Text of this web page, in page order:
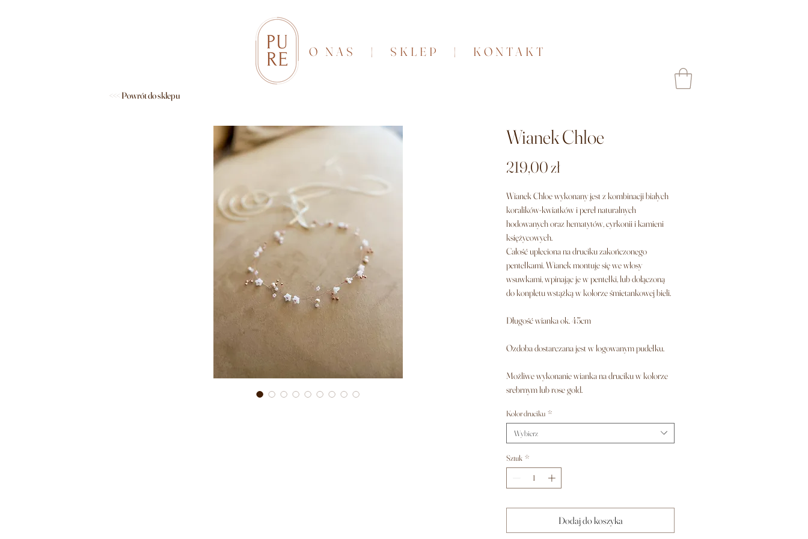
O NAS | SKLEP | KONTAKT
<<< Powrót do sklepu
Wianek Chloe
219,00 złCena
Wianek Chloe wykonany jest z kombinacji białych
koralików-kwiatków i pereł naturalnych
hodowanych oraz hematytów, cyrkonii i kamieni
księżycowych.
Całość upleciona na druciku zakończonego
pentelkami. Wianek montuje się we włosy
wsuwkami, wpinając je w pentelki, lub dołączoną
do konpletu wstążką w kolorze śmietankowej bieli.
Długość wianka ok. 45cm
Ozdoba dostarczana jest w logowanym pudełku.
Możliwe wykonanie wianka na druciku w kolorze
srebrnym lub rose gold.
Kolor druciku *
Wybierz
Sztuk *
Dodaj do koszyka